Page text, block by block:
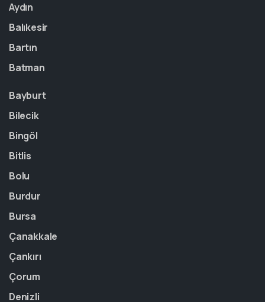
Aydın
Balıkesir
Bartın
Batman
Bayburt
Bilecik
Bingöl
Bitlis
Bolu
Burdur
Bursa
Çanakkale
Çankırı
Çorum
Denizli